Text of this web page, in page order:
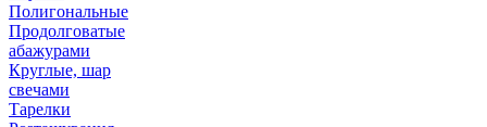
Полигональные
Продолговатые
абажурами
Круглые, шар
свечами
Тарелки